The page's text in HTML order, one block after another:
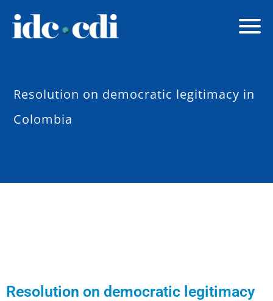
Resolution on democratic legitimacy in
Colombia
Resolution on democratic legitimacy